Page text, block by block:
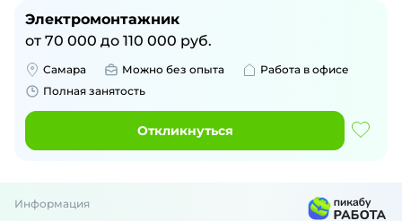
Электромонтажник
от 70 000 до 110 000 руб.
Самара Можно без опыта
Работа в офисе
Полная занятость
Откликнуться
Информация